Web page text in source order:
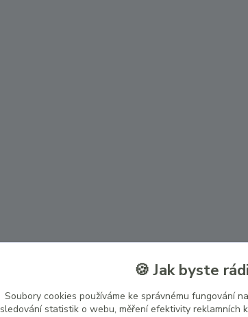
🍪 Jak byste
Soubory cookies používáme ke správnému fungování
sledování statistik o webu, měření efektivity reklamních